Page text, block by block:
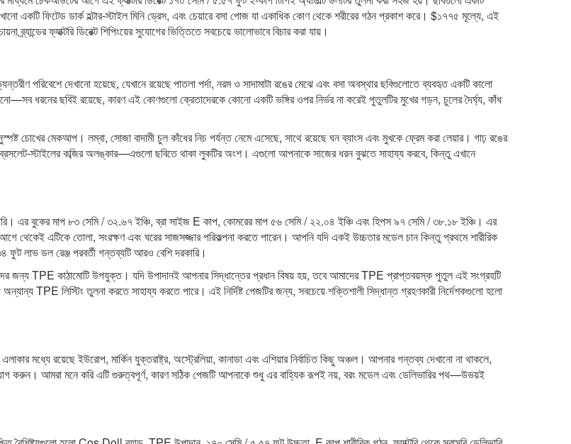
একটি ফিটেড ডার্ক হল্টার-স্টাইল মিনি ড্রেস, এবং চেয়ারে বসা পোজ যা একাধিক কোণ থেকে শরীরের গঠন প্রকাশ করে। $১৭৭৫ মূল্যে, এই
ফ্যাক্টরি ডিরেক্ট শিপিংয়ের সুযোগের ভিত্তিতে সবচেয়ে ভালোভাবে বিচার করা যায়।
পরিবেশে দেখানো হয়েছে, যেখানে রয়েছে পাতলা পর্দা, নরম ও সাদামাটা রঙের মেঝে এবং বসা অবস্থার ছবিগুলোতে ব্যবহৃত একটি কালো
ধরনের ছবিই রয়েছে, কারণ এই কোণগুলো ক্রেতাদেরকে কোনো একটি ভঙ্গির ওপর নির্ভর না করেই পুতুলটির মুখের গড়ন, চুলের দৈর্ঘ্য, কাঁধ
চোখের মেকআপ। লম্বা, সোজা বাদামী চুল কাঁধের নিচ পর্যন্ত নেমে এসেছে, সাথে রয়েছে ঘন ব্যাংস এবং মুখকে ফ্রেম করা লেয়ার। গাঢ় রঙের
ব্রেসলেট-স্টাইলের কব্জির অলঙ্কার—এগুলো ছবিতে থাকা লুকটির অংশ। এগুলো আপনাকে সাজের ধরন বুঝতে সাহায্য করবে, কিন্তু এখানে
এর বুকের মাপ ৮৩ সেমি / ৩২.৬৭ ইঞ্চি, ব্রা সাইজ E কাপ, কোমরের মাপ ৫৬ সেমি / ২২.০৪ ইঞ্চি এবং হিপস ৯৭ সেমি / ৩৮.১৮ ইঞ্চি। এর
এটিকে তোলা, সংরক্ষণ এবং ঘরের সাজসজ্জার পরিকল্পনা করতে পারেন। আপনি যদি একই উচ্চতার মডেল চান কিন্তু প্রথমে শারীরিক
ফুট লাভ ডল রেঞ্জপরবর্তী গন্তব্যটি আরও বেশি দরকারি।
জন্য TPE কাঠামোটি উপযুক্ত। যদি উপাদানই আপনার সিদ্ধান্তের প্রধান বিষয় হয়, তবে আমাদেরTPE প্রাপ্তবয়স্ক পুতুলএই সংগ্রহটি
TPE লিস্টিং তুলনা করতে সাহায্য করতে পারে। এই নির্দিষ্ট পেজটির জন্য, সবচেয়ে শক্তিশালী সিদ্ধান্ত গ্রহণকারী নির্দেশকগুলো হলো
মধ্যে রয়েছে ইউরোপ, মার্কিন যুক্তরাষ্ট্র, অস্ট্রেলিয়া, কানাডা এবং এশিয়ার নির্বাচিত কিছু অঞ্চল। আপনার গন্তব্য দেখানো না থাকলে,
করুন। আমরা মনে করি এটি গুরুত্বপূর্ণ, কারণ সঠিক পেজটি আপনাকে শুধু এর বাহ্যিক রূপই নয়, বরং মডেল এবং ডেলিভারির পথ—উভয়ই